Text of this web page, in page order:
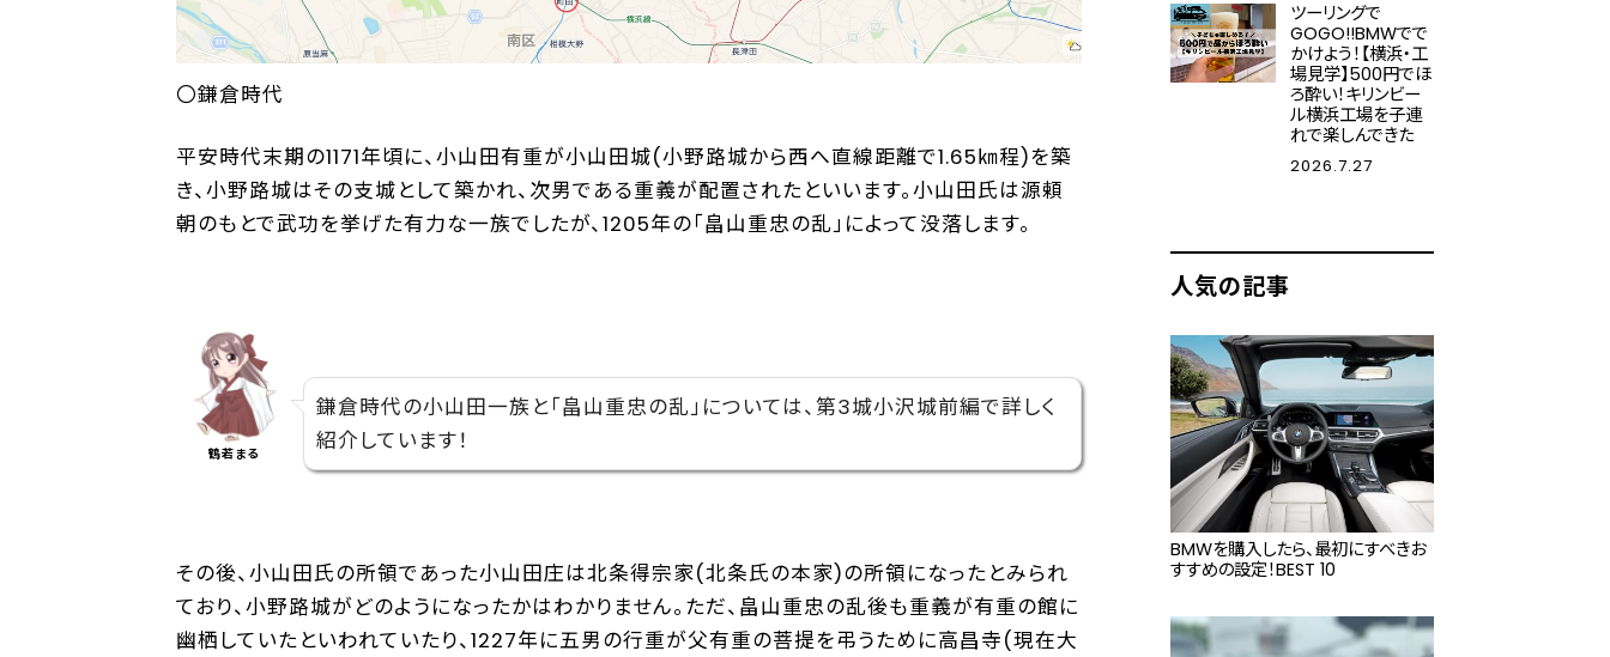
〇鎌倉時代
平安時代末期の1171年頃に、小山田有重が小山田城(小野路城から西へ直線距離で1.65㎞程)を築
き、小野路城はその支城として築かれ、次男である重義が配置されたといいます。小山田氏は源頼
朝のもとで武功を挙げた有力な一族でしたが、1205年の「畠山重忠の乱」によって没落します。
鶴若まる
鎌倉時代の小山田一族と「畠山重忠の乱」については、第3城小沢城前編で詳しく
紹介しています！
その後、小山田氏の所領であった小山田庄は北条得宗家(北条氏の本家)の所領になったとみられ
ており、小野路城がどのようになったかはわかりません。ただ、畠山重忠の乱後も重義が有重の館に
幽栖していたといわれていたり、1227年に五男の行重が父有重の菩提を弔うために高昌寺(現在大
ツーリングで
GOGO!!BMWでで
かけよう！【横浜・工
場見学】500円でほ
ろ酔い！キリンビー
ル横浜工場を子連
れで楽しんできた
2026.7.27
人気の記事
BMWを購入したら、最初にすべきお
すすめの設定！BEST 10